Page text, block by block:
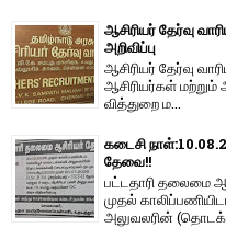
ஆசிரியர் தேர்வு
அறிவிப்பு
ஆசிரியர் தேர்வு
ஆசிரியர்​கள் மற்​றும்
வித்​துறை ம...
கடைசி
தேவை!!
பட்டதாரி தலைமை
முதல்
அலுவலரின்